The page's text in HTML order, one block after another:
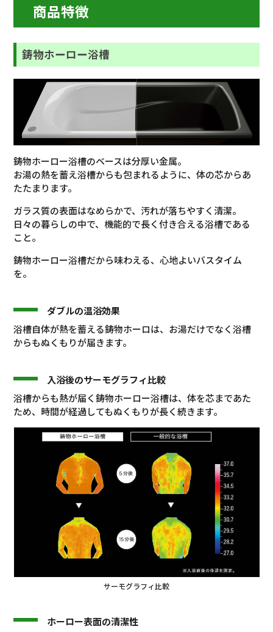
商品特徴
鋳物ホーロー浴槽
鋳物ホーロー浴槽のベースは分厚い金属。
お湯の熱を蓄え浴槽からも包まれるように、体の芯からあ
たたまります。
ガラス質の表面はなめらかで、汚れが落ちやすく清潔。
日々の暮らしの中で、機能的で長く付き合える浴槽である
こと。
鋳物ホーロー浴槽だから味わえる、心地よいバスタイム
を。
ダブルの温浴効果
浴槽自体が熱を蓄える鋳物ホーロは、お湯だけでなく浴槽
からもぬくもりが届きます。
入浴後のサーモグラフィ比較
浴槽からも熱が届く鋳物ホーロー浴槽は、体を芯まであた
ため、時間が経過してもぬくもりが長く続きます。
サーモグラフィ比較
ホーロー表面の清潔性